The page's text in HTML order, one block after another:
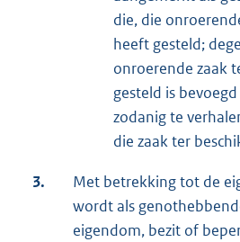
die, die
heeft gesteld;
onroerende zaak
gesteld is
zodanig te
die zaak ter
3.
Met betrekking tot de
wordt als
eigendom, bezit of